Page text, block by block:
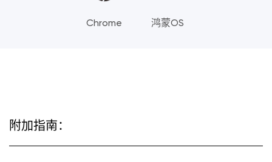
Chrome 鸿蒙OS
附加指南：